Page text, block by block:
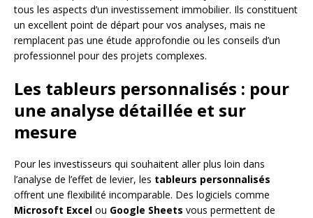
tous les aspects d’un investissement immobilier. Ils constituent
un excellent point de départ pour vos analyses, mais ne
remplacent pas une étude approfondie ou les conseils d’un
professionnel pour des projets complexes.
Les tableurs personnalisés : pour
une analyse détaillée et sur
mesure
Pour les investisseurs qui souhaitent aller plus loin dans
l’analyse de l’effet de levier, les tableurs personnalisés
offrent une flexibilité incomparable. Des logiciels comme
Microsoft Excel ou Google Sheets vous permettent de